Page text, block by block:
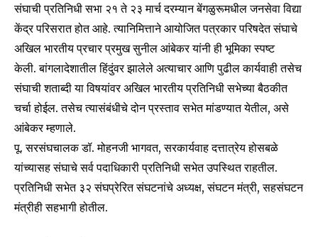
संघाची प्रतिनिधी सभा २१ ते २३ मार्च दरम्यान बेंगळुरूमधील जनसेवा विद्या
केंद्र परिसरात होत आहे. त्यानिमित्ताने आयोजित पत्रकार परिषदेत संघाचे
अखिल भारतीय प्रचार प्रमुख सुनील आंबेकर यांनी ही भूमिका स्पष्ट
केली. बांगलादेशातील हिंदुंवर झालेले अत्याचार आणि पुढील कार्यवाही तसेच
संघाची शताब्दी या विषयांवर अखिल भारतीय प्रतिनिधी सभेच्या बैठकीत
चर्चा होईल. तसेच त्यासंबंधीचे दोन प्रस्ताव सभेत मांडण्यात येतील, असे
आंबेकर म्हणाले.
पू. सरसंघचालक डॉ. मोहनजी भागवत, सरकार्यवाह दत्तात्रेय होसबळे
यांच्यासह संघाचे सर्व पदाधिकारी प्रतिनिधी सभेत उपस्थित राहतील.
प्रतिनिधी सभेत ३२ संघप्रेरित संघटनांचे अध्यक्ष, संघटन मंत्री, सहसंघटन
मंत्रीही सहभागी होतील.